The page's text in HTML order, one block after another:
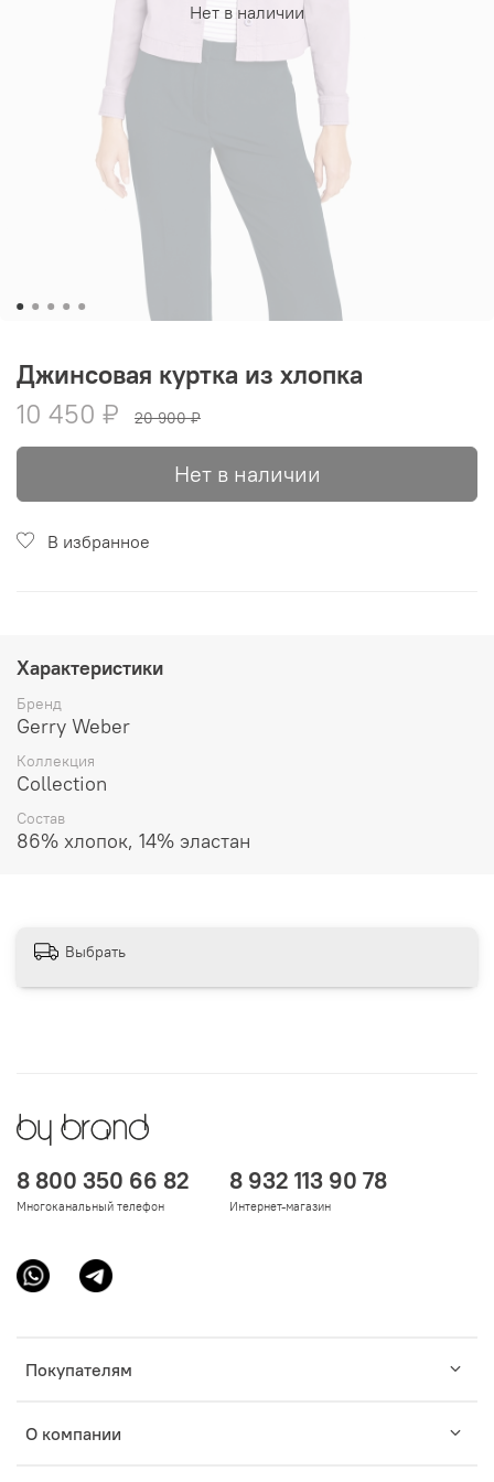
Нет в наличии
Джинсовая куртка из хлопка
10 450 ₽
20 900 ₽
Нет в наличии
В избранное
Характеристики
Бренд
Gerry Weber
Коллекция
Collection
Состав
86% хлопок, 14% эластан
Выбрать
Покупателям
О компании
8 800 350 66 82
Многоканальный телефон
8 932 113 90 78
Интернет-магазин